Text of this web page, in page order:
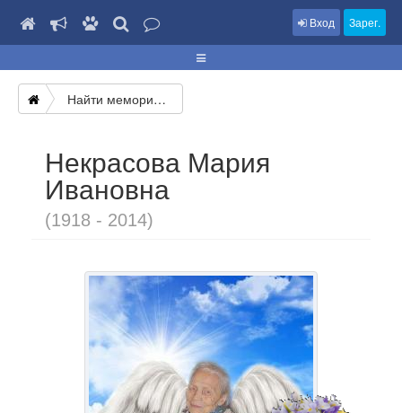
Вход Зарег.
Найти мемориал
Некрасова Мария
Ивановна
(1918 - 2014)